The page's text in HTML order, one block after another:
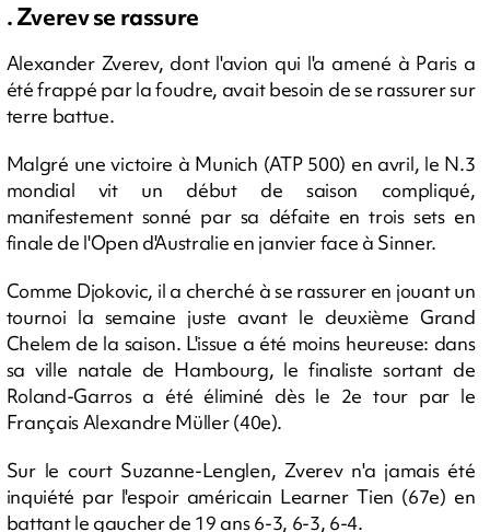
. Zverev se rassure
Alexander Zverev, dont l'avion qui l'a amené à Paris a
été frappé par la foudre, avait besoin de se rassurer sur
terre battue.
Malgré une victoire à Munich (ATP 500) en avril, le N.3
mondial vit un début de saison compliqué,
manifestement sonné par sa défaite en trois sets en
finale de l'Open d'Australie en janvier face à Sinner.
Comme Djokovic, il a cherché à se rassurer en jouant un
tournoi la semaine juste avant le deuxième Grand
Chelem de la saison. L'issue a été moins heureuse: dans
sa ville natale de Hambourg, le finaliste sortant de
Roland-Garros a été éliminé dès le 2e tour par le
Français Alexandre Müller (40e).
Sur le court Suzanne-Lenglen, Zverev n'a jamais été
inquiété par l'espoir américain Learner Tien (67e) en
battant le gaucher de 19 ans 6-3, 6-3, 6-4.